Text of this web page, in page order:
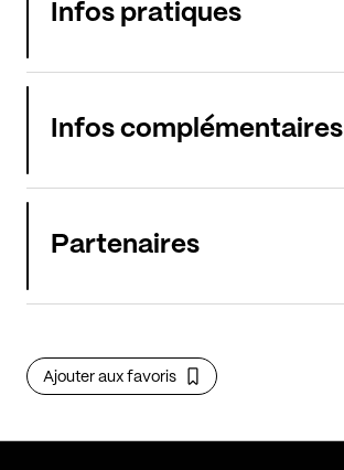
Infos pratiques
Infos complémentaires
Partenaires
Ajouter aux favoris